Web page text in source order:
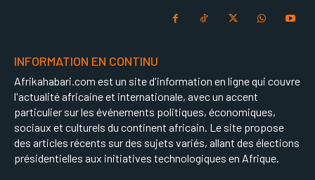
INFORMATION EN CONTINU
Afrikahabari.com est un site d'information en ligne qui couvre
l'actualité africaine et internationale, avec un accent
particulier sur les événements politiques, économiques,
sociaux et culturels du continent africain. Le site propose
des articles récents sur des sujets variés, allant des élections
présidentielles aux initiatives technologiques en Afrique.